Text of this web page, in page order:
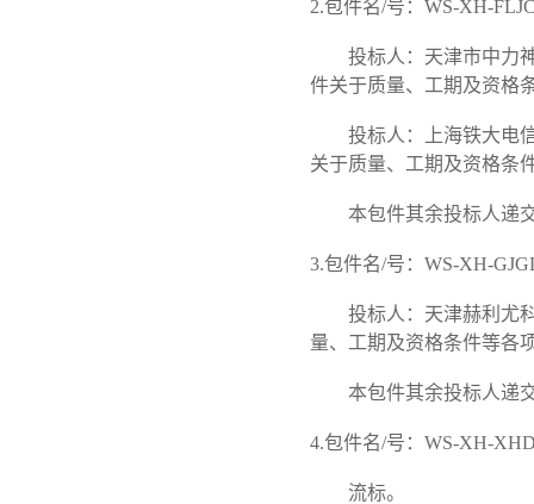
2.包件名/号：WS-XH-
投标人：天津市中力
件关于质量、工期及资格
投标人：上海铁大电
关于质量、工期及资格条
本包件其余投标人递
3.包件名/号：WS-XH-
投标人：天津赫利尤
量、工期及资格条件等各
本包件其余投标人递
4.包件名/号：WS-XH-
流标。